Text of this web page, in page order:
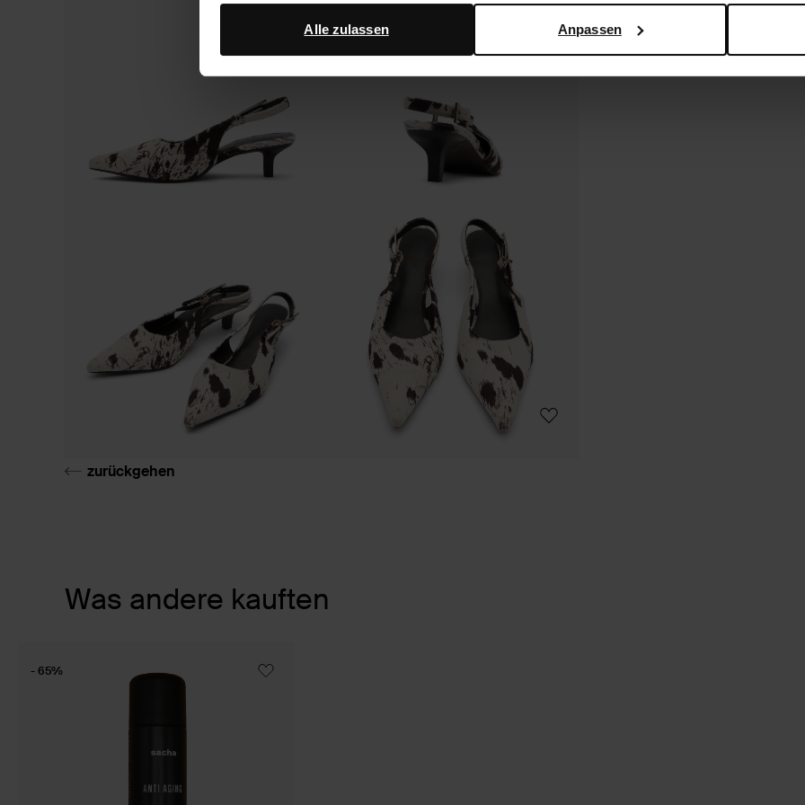
Anpassen
Alle zulassen
zurückgehen
Was andere kauften
- 65%